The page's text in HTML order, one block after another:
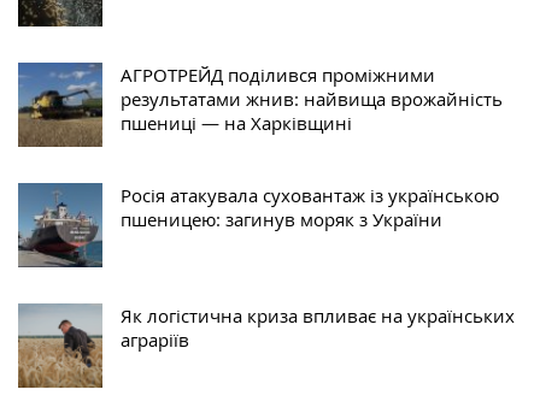
АГРОТРЕЙД поділився проміжними
результатами жнив: найвища врожайність
пшениці — на Харківщині
Росія атакувала суховантаж із українською
пшеницею: загинув моряк з України
Як логістична криза впливає на українських
аграріїв